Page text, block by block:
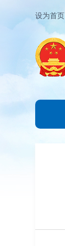
设为首页